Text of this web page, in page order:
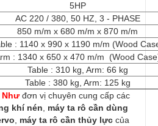
5HP
AC 220 / 380, 50 HZ, 3 - PHASE
850 m/m x 680 m/m x 870 m/m
: 1140 x 990 x 1190 m/m (Wood
: 1340 x 650 x 470 m/m (Wood
Table : 310 kg, Arm: 66 kg
Table : 380 kg, Arm: 125 kg
Nhưđơn vị chuyên cung cấp các
khí nén
máy ta rô cần dùng
máy ta rô cần thủy lực của